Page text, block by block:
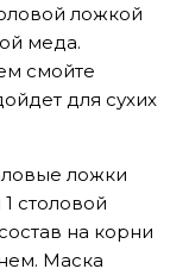
ложкой
меда.
смойте
для сухих
ложки
столовой
на корни
Маска